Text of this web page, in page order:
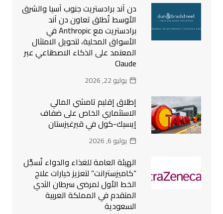
دن آند برادستريت جنوب آسيا والشرق
الأوسط تُطلق تعاون دن آند
برادستريت مع Anthropic في
الأسواق المحلية، لتحويل الامتثال
المعتمد على الذكاء الاصطناعي عبر
Claude
يوليو 22, 2026
إطلاق إقليم تامشي المالي
الاستثماري الخاص على ضفاف
إيسيك-كول في قيرغيزستان
يوليو 6, 2026
الهيئة العامة للغذاء والدواء تُسجِّل
“كاميزسترانت” لتعزيز خيارات علاج
الخط الأول لمرضى سرطان الثدي
المتقدم في المملكة العربية
السعودية